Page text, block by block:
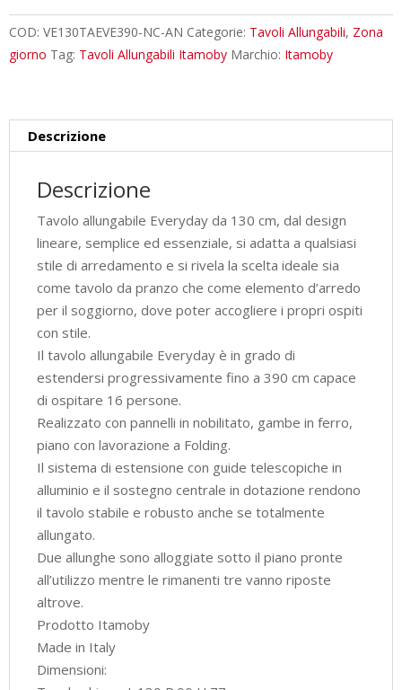
Everyday
noce
quantità
COD: VE130TAEVE390-NC-AN Categorie: Tavoli Allungabili, Zona
giorno Tag: Tavoli Allungabili Itamoby Marchio: Itamoby
Descrizione
Descrizione
Tavolo allungabile Everyday da 130 cm, dal design
lineare, semplice ed essenziale, si adatta a qualsiasi
stile di arredamento e si rivela la scelta ideale sia
come tavolo da pranzo che come elemento d’arredo
per il soggiorno, dove poter accogliere i propri ospiti
con stile.
Il tavolo allungabile Everyday è in grado di
estendersi progressivamente fino a 390 cm capace
di ospitare 16 persone.
Realizzato con pannelli in nobilitato, gambe in ferro,
piano con lavorazione a Folding.
Il sistema di estensione con guide telescopiche in
alluminio e il sostegno centrale in dotazione rendono
il tavolo stabile e robusto anche se totalmente
allungato.
Due allunghe sono alloggiate sotto il piano pronte
all’utilizzo mentre le rimanenti tre vanno riposte
altrove.
Prodotto Itamoby
Made in Italy
Dimensioni: